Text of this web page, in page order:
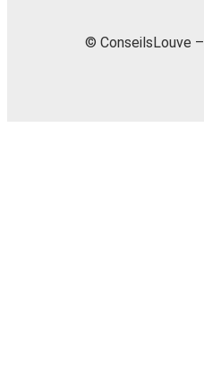
© ConseilsLouve –